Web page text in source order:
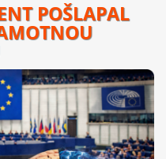
POŠLAPAL